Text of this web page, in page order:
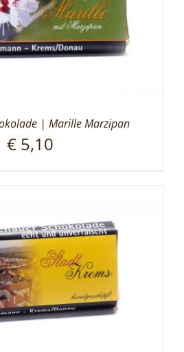
| Marille Marzipan
€ 5,10